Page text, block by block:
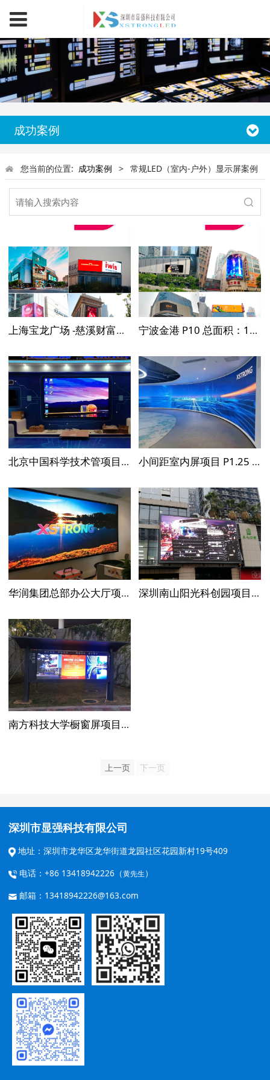
成功案例
您当前的位置: 成功案例 > 常规LED（室内-户外）显示屏案例
上海宝龙广场 -慈溪财富中心 P10-P6总面积：200m² 宁波金港 P10 总面积：100m²
北京中国科学技术管项目 P2.5 总面积：48m² 小间距室内屏项目 P1.25 总面积：36m²
华润集团总部办公大厅项目 P2 总面积：28m² 深圳南山阳光科创园项目 P6 总面积：150m²
南方科技大学橱窗屏项目 P3 总面积：15m²
上一页 下一页
深圳市显强科技有限公司
地址：深圳市龙华区龙华街道龙园社区花园新村19号409
电话：+86 13418942226（黄先生）
邮箱：13418942226@163.com